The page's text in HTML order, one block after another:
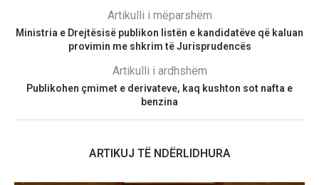
Artikulli i mëparshëm
Ministria e Drejtësisë publikon listën e kandidatëve që kaluan
provimin me shkrim të Jurisprudencës
Artikulli i ardhshëm
Publikohen çmimet e derivateve, kaq kushton sot nafta e
benzina
ARTIKUJ TË NDËRLIDHURA